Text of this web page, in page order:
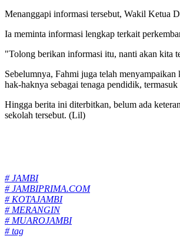
Menanggapi informasi tersebut, Wakil Ketua
Ia meminta informasi lengkap terkait
"Tolong berikan informasi itu, nanti akan kita
Sebelumnya, Fahmi juga telah
hak-haknya sebagai tenaga pendidik,
Hingga berita ini diterbitkan, belum ada
sekolah tersebut. (Lil)
# JAMBI
# JAMBIPRIMA.COM
# KOTAJAMBI
# MERANGIN
# MUAROJAMBI
# tag